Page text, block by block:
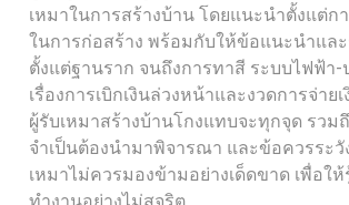
เหมาในการสร้างบ้าน โดยแนะนำตั้งแต่
ในการก่อสร้าง พร้อมกับให้ข้อแนะนำแล
ตั้งแต่ฐานราก จนถึงการทาสี ระบบไฟฟ้า-
เรื่องการเบิกเงินล่วงหน้าและงวดการจ่า
ผู้รับเหมาสร้างบ้านโกงแทบจะทุกจุด รว
จำเป็นต้องนำมาพิจารณา และข้อควรระ
เหมาไม่ควรมองข้ามอย่างเด็ดขาด เพื่อใ